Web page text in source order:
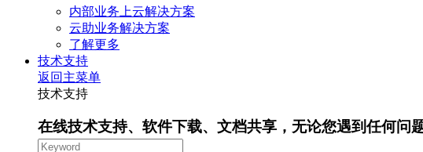
内部业务上云解决方案
云助业务解决方案
了解更多
技术支持
返回主菜单
技术支持
在线技术支持、软件下载、文档共享，无论您遇到任何问